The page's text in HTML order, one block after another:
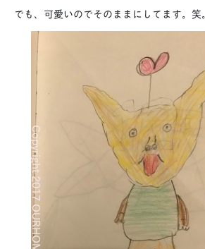
でも、可愛いのでそのままにしてます。笑。